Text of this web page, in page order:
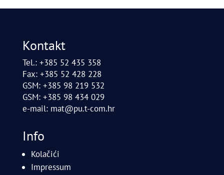
Kontakt
Tel.: +385 52 435 358
Fax: +385 52 428 228
GSM: +385 98 219 532
GSM: +385 98 434 029
e-mail: mat@pu.t-com.hr
Info
Kolačići
Impressum